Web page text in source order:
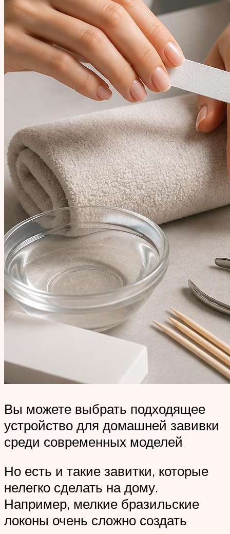
Вы можете выбрать подходящее
устройство для домашней завивки
среди современных моделей
Но есть и такие завитки, которые
нелегко сделать на дому.
Например, мелкие бразильские
локоны очень сложно создать